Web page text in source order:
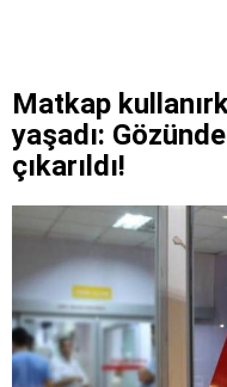
Matkap
yaşadı:
çıkarıldı!